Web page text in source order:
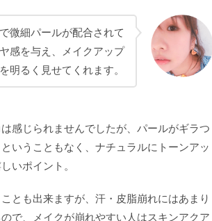
微細パールが配合されて
感を与え、メイクアップ
明るく見せてくれます。
感じられませんでしたが、パールがギラつ
いうこともなく、ナチュラルにトーンアッ
いポイント。
とも出来ますが、汗・皮脂崩れにはあまり
で、メイクが崩れやすい人はスキンアクア